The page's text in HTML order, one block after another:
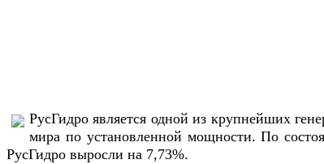
РусГидро является одной из крупнейших
мира по установленной мощности. По
РусГидро выросли на 7,73%.